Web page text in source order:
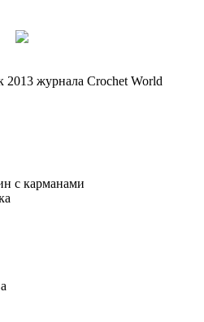
2013 журнала Crochet World
с карманами